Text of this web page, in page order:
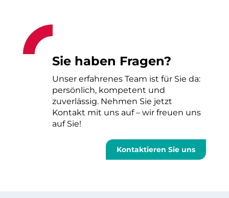
Sie haben Fragen?
Unser erfahrenes Team ist für Sie da:
persönlich, kompetent und
zuverlässig. Nehmen Sie jetzt
Kontakt mit uns auf – wir freuen uns
auf Sie!
Kontaktieren Sie uns